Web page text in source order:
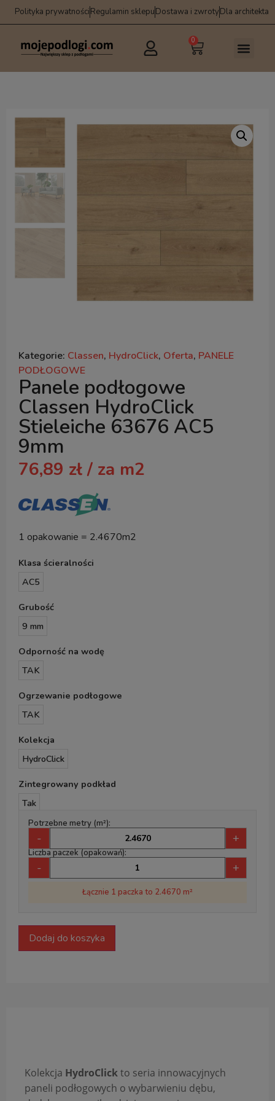
Polityka prywatnościRegulamin sklepuDostawa i zwrotyDla architekta
0
Kategorie: Classen, HydroClick, Oferta, PANELE
PODŁOGOWE
Panele podłogowe
Classen HydroClick
Stieleiche 63676 AC5
9mm
76,89 zł / za m2
1 opakowanie = 2.4670m2
Klasa ścieralności
AC5
Grubość
9 mm
Odporność na wodę
TAK
Ogrzewanie podłogowe
TAK
Kolekcja
HydroClick
Zintegrowany podkład
Tak
Potrzebne metry (m²):
- +
Liczba paczek (opakowań):
- +
Łącznie 1 paczka to 2.4670 m²
Dodaj do koszyka
Kolekcja HydroClickto seria innowacyjnych
paneli podłogowych o wybarwieniu dębu,